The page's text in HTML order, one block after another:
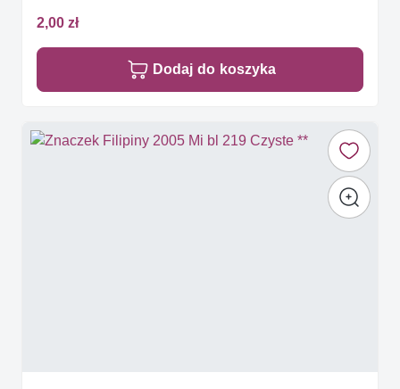
2,00 zł
Dodaj do koszyka